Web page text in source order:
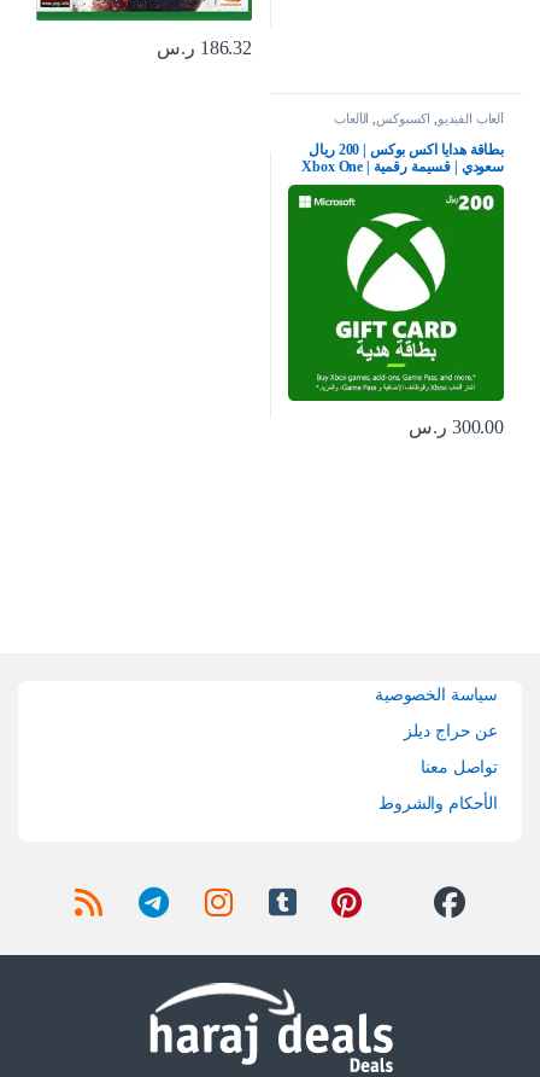
186.32 ر.س
ألعاب الفيديو اكسبوكس الألعاب
بطاقة هدايا اكس بوكس | 200 ريال
سعودي | قسيمة رقمية | Xbox One
سلسلة S | X وويندوز | (كود التحميل)
– حساب المملكة العربية السعودية
300.00 ر.س
سياسة الخصوصية
عن حراج ديلز
تواصل معنا
الأحكام والشروط